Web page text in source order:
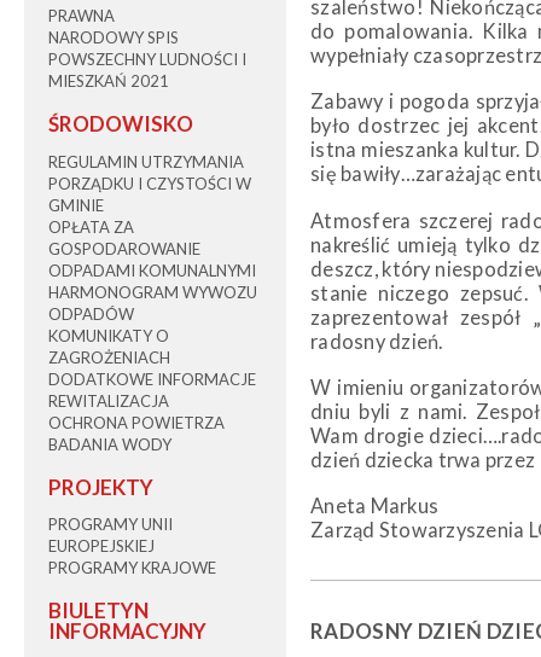
PRAWNA
NARODOWY SPIS
POWSZECHNY LUDNOŚCI I
MIESZKAŃ 2021
ŚRODOWISKO
REGULAMIN UTRZYMANIA
PORZĄDKU I CZYSTOŚCI W
GMINIE
OPŁATA ZA
GOSPODAROWANIE
ODPADAMI KOMUNALNYMI
HARMONOGRAM WYWOZU
ODPADÓW
KOMUNIKATY O
ZAGROŻENIACH
DODATKOWE INFORMACJE
REWITALIZACJA
OCHRONA POWIETRZA
BADANIA WODY
PROJEKTY
PROGRAMY UNII
EUROPEJSKIEJ
PROGRAMY KRAJOWE
BIULETYN
INFORMACYJNY
szaleństwo!
do pomalowania.
wypełniały
Zabawy i pogoda
było dostrzec jej
istna mieszanka kultur.
się bawiły…zarażając
Atmosfera szczerej
nakreślić umieją tylko
deszcz, który
stanie niczego
zaprezentował zespół
radosny dzień.
W imieniu
dniu byli z nami.
Wam drogie
dzień dziecka trwa
Aneta Markus
Zarząd Stowarzyszenia
RADOSNY DZIEŃ